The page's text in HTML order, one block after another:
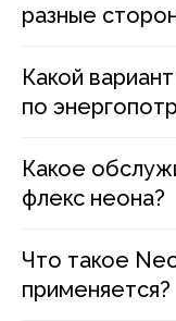
разные
Какой
по
Какое
флекс неона?
Что такое
применяется?